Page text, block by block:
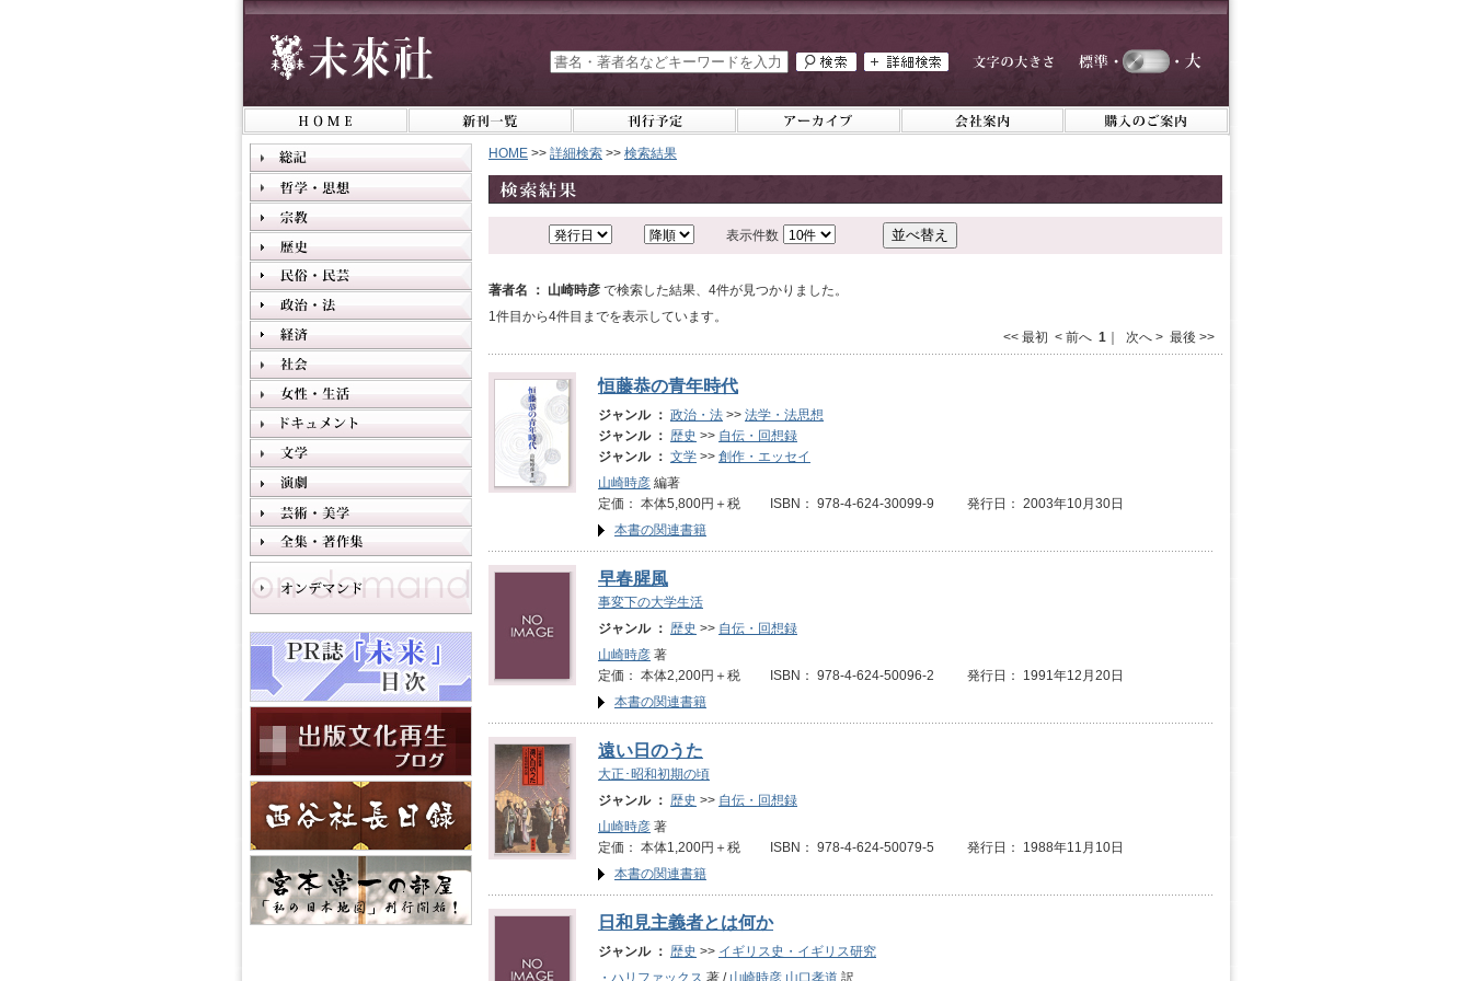
HOME >> 詳細検索 >> 検索結果
表示件数
著者名 ： 山崎時彦 で検索した結果、4件が見つかりました。
1件目から4件目までを表示しています。
<< 最初 < 前へ 1 ｜ 次へ > 最後 >>
恒藤恭の青年時代
ジャンル ： 政治・法 >> 法学・法思想
ジャンル ： 歴史 >> 自伝・回想録
ジャンル ： 文学 >> 創作・エッセイ
山崎時彦 編著
定価： 本体5,800円＋税 ISBN： 978-4-624-30099-9 発行日： 2003年10月30日
本書の関連書籍
早春腥風
事変下の大学生活
ジャンル ： 歴史 >> 自伝・回想録
山崎時彦 著
定価： 本体2,200円＋税 ISBN： 978-4-624-50096-2 発行日： 1991年12月20日
本書の関連書籍
遠い日のうた
大正･昭和初期の頃
ジャンル ： 歴史 >> 自伝・回想録
山崎時彦 著
定価： 本体1,200円＋税 ISBN： 978-4-624-50079-5 発行日： 1988年11月10日
本書の関連書籍
日和見主義者とは何か
ジャンル ： 歴史 >> イギリス史・イギリス研究
・ハリファックス 著 / 山崎時彦 山口孝道 訳